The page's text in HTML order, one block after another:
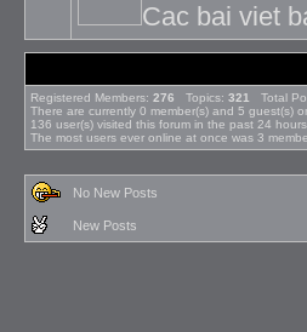
Cac bai viet
Registered Members: 276 Topics: 321 Total
There are currently 0 member(s) and 5 guest(s)
136 user(s) visited this forum in the past 24 hours
The most users ever online at once was 3
No New Posts
New Posts